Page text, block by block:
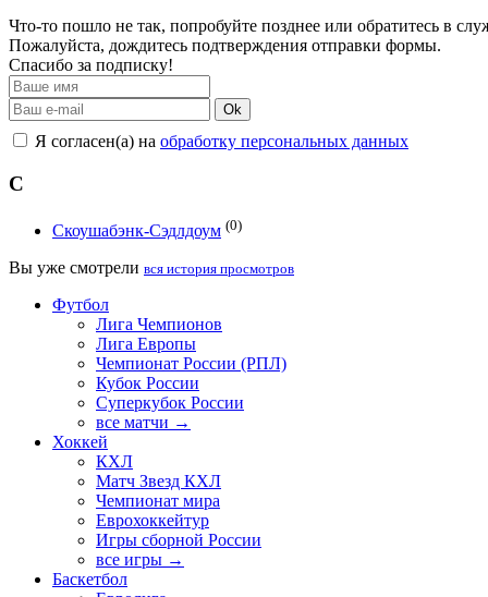
Что-то пошло не так, попробуйте позднее или обратитесь в
Пожалуйста, дождитесь подтверждения отправки формы.
Спасибо за подписку!
Ok
Я согласен(а) на обработку персональных данных
С
Скоушабэнк-Сэдлдоум (0)
Вы уже смотрели вся история просмотров
Футбол
Лига Чемпионов
Лига Европы
Чемпионат России (РПЛ)
Кубок России
Суперкубок России
все матчи →
Хоккей
КХЛ
Матч Звезд КХЛ
Чемпионат мира
Еврохоккейтур
Игры сборной России
все игры →
Баскетбол